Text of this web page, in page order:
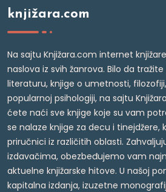
knjižara.com
Na sajtu Knjižara.com internet
naslova iz svih žanrova. Bilo da
literaturu, knjige o umetnosti,
popularnoj psihologiji, na sajtu
ćete naći sve knjige koje su vam
se nalaze knjige za decu i tinejdžere,
priručnici iz različitih oblasti.
izdavačima, obezbeđujemo vam
aktuelne knjižarske hitove. U našoj
kapitalna izdanja, izuzetne